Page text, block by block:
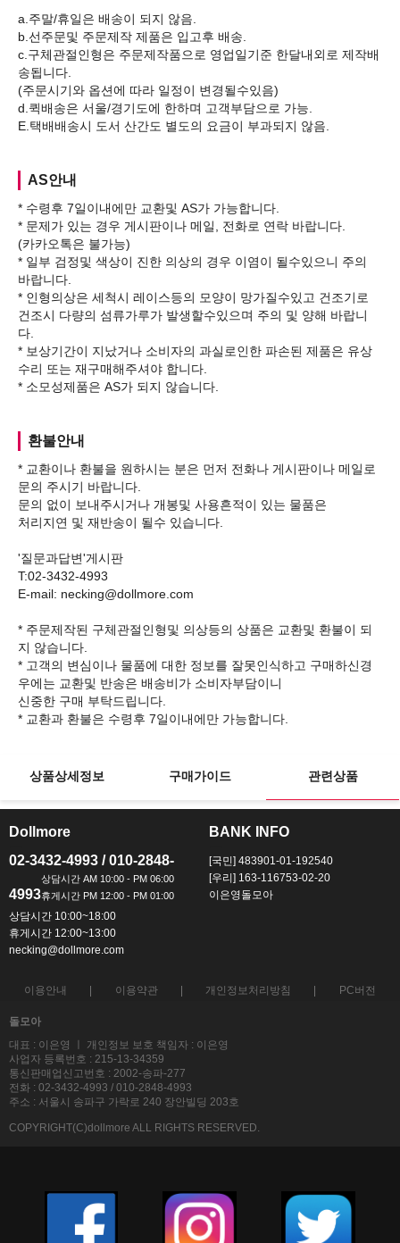
a.주말/휴일은 배송이 되지 않음.
b.선주문및 주문제작 제품은 입고후 배송.
c.구체관절인형은 주문제작품으로 영업일기준 한달내외로 제작배
송됩니다.
(주문시기와 옵션에 따라 일정이 변경될수있음)
d.퀵배송은 서울/경기도에 한하며 고객부담으로 가능.
AS안내
* 수령후 7일이내에만 교환및 AS가 가능합니다.
* 문제가 있는 경우 게시판이나 메일, 전화로 연락 바랍니다.
(카카오톡은 불가능)
* 일부 검정및 색상이 진한 의상의 경우 이염이 될수있으니 주의
바랍니다.
* 인형의상은 세척시 레이스등의 모양이 망가질수있고 건조기로
건조시 다량의 섬류가루가 발생할수있으며 주의 및 양해 바랍니
다.
* 보상기간이 지났거나 소비자의 과실로인한 파손된 제품은 유상
수리 또는 재구매해주셔야 합니다.
환불안내
* 교환이나 환불을 원하시는 분은 먼저 전화나 게시판이나 메일로
문의 주시기 바랍니다.
문의 없이 보내주시거나 개봉및 사용흔적이 있는 물품은
처리지연 및 재반송이 될수 있습니다.
'질문과답변'게시판
T:02-3432-4993
E-mail: necking@dollmore.com
* 주문제작된 구체관절인형및 의상등의 상품은 교환및 환불이 되
지 않습니다.
* 고객의 변심이나 물품에 대한 정보를 잘못인식하고 구매하신경
우에는 교환및 반송은 배송비가 소비자부담이니
신중한 구매 부탁드립니다.
상품상세정보 구매가이드 관련상품
Dollmore
02-3432-4993 / 010-2848-
4993
상담시간 10:00~18:00
휴게시간 12:00~13:00
necking@dollmore.com
BANK INFO
[국민] 483901-01-192540
[우리] 163-116753-02-20
이은영돌모아
이용안내 이용약관 개인정보처리방침 PC버전
돌모아
대표 : 이은영 ㅣ 개인정보 보호 책임자 : 이은영
사업자 등록번호 : 215-13-34359
통신판매업신고번호 : 2002-송파-277
전화 : 02-3432-4993 / 010-2848-4993
주소 : 서울시 송파구 가락로 240 장안빌딩 203호
COPYRIGHT(C)dollmore ALL RIGHTS RESERVED.